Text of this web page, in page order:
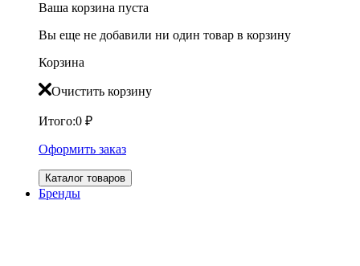
Ваша корзина пуста
Вы еще не добавили ни один товар в корзину
Корзина
Очистить корзину
Итого:0 ₽
Оформить заказ
Каталог товаров
Бренды